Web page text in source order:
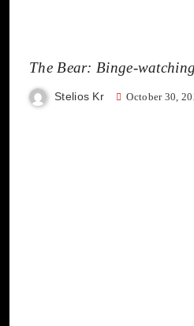
The Bear: Binge-watching
Stelios Kr October 30,